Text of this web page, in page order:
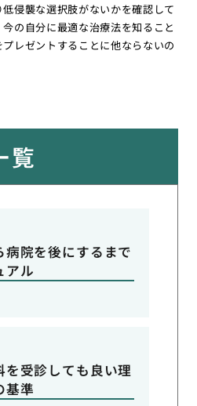
侵襲な選択肢がないかを確認して
の自分に最適な治療法を知ること
レゼントすることに他ならないの
覧
病院を後にするまで
アル
を受診しても良い理
基準